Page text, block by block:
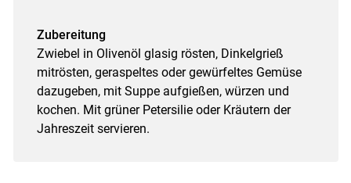
Zubereitung
Zwiebel in Olivenöl glasig rösten, Dinkelgrieß
mitrösten, geraspeltes oder gewürfeltes Gemüse
dazugeben, mit Suppe aufgießen, würzen und
kochen. Mit grüner Petersilie oder Kräutern der
Jahreszeit servieren.